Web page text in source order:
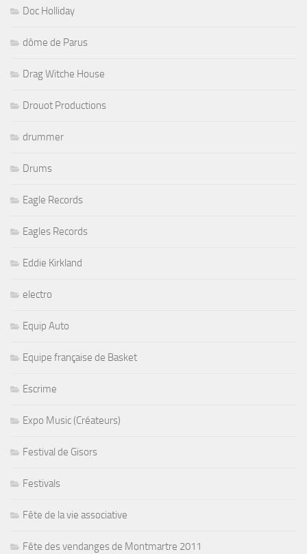
Doc Holliday
dôme de Parus
Drag Witche House
Drouot Productions
drummer
Drums
Eagle Records
Eagles Records
Eddie Kirkland
electro
Equip Auto
Equipe française de Basket
Escrime
Expo Music (Créateurs)
Festival de Gisors
Festivals
Fête de la vie associative
Fête des vendanges de Montmartre 2011